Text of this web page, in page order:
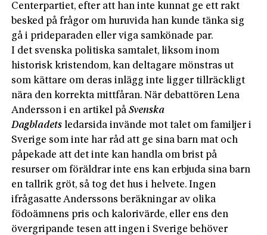
Centerpartiet, efter att han inte kunnat ge ett rakt
besked på frågor om huruvida han kunde tänka sig
gå i prideparaden eller viga samkönade par.
I det svenska politiska samtalet, liksom inom
historisk kristendom, kan deltagare mönstras ut
som kättare om deras inlägg inte ligger tillräckligt
nära den korrekta mittfåran. När debattören Lena
Andersson i en artikel påSvenska
Dagbladets ledarsida invände mot talet om familjer i
Sverige som inte har råd att ge sina barn mat och
påpekade att det inte kan handla om brist på
resurser om föräldrar inte ens kan erbjuda sina barn
en tallrik gröt, så tog det hus i helvete. Ingen
ifrågasatte Anderssons beräkningar av olika
födoämnens pris och kalorivärde, eller ens den
övergripande tesen att ingen i Sverige behöver